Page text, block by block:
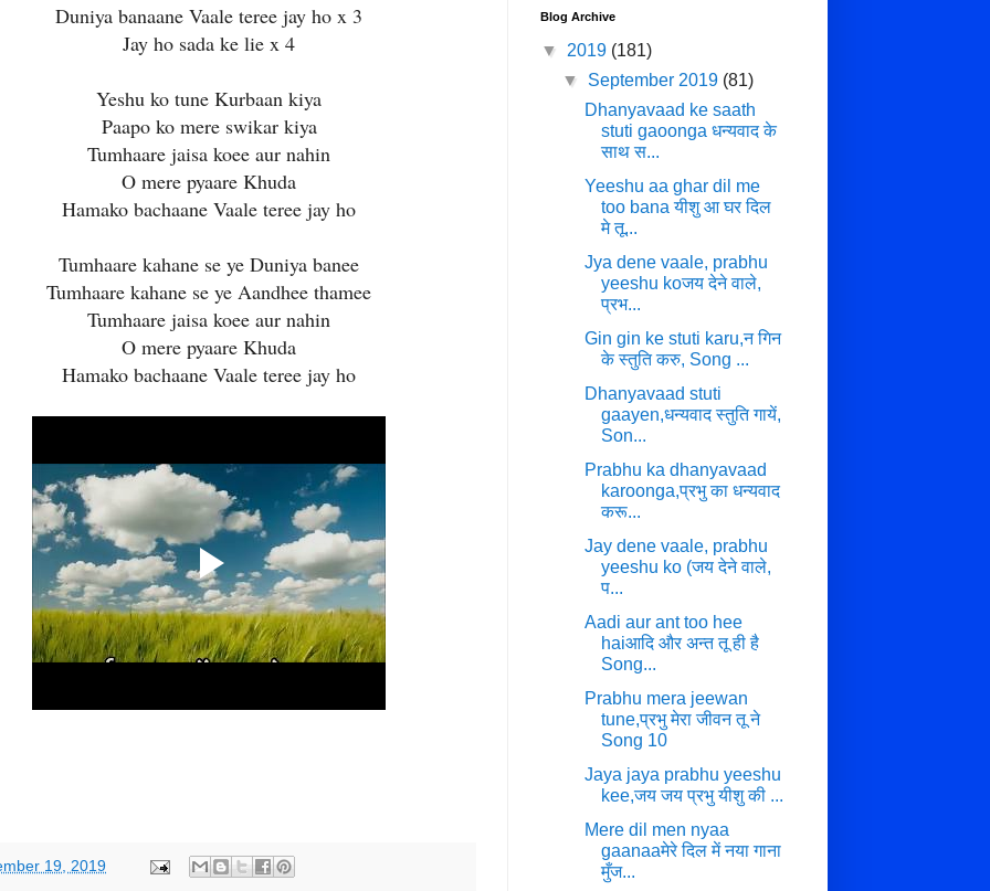
Duniya banaane Vaale teree jay ho x 3
Jay ho sada ke lie x 4
Yeshu ko tune Kurbaan kiya
Paapo ko mere swikar kiya
Tumhaare jaisa koee aur nahin
O mere pyaare Khuda
Hamako bachaane Vaale teree jay ho
Tumhaare kahane se ye Duniya banee
Tumhaare kahane se ye Aandhee thamee
Tumhaare jaisa koee aur nahin
O mere pyaare Khuda
Hamako bachaane Vaale teree jay ho
19, 2019
Blog Archive
▼ 2019 (181)
▼ September 2019 (81)
Dhanyavaad ke saath
stuti gaoonga धन्यवाद के
साथ स...
Yeeshu aa ghar dil me
too bana यीशु आ घर दिल
मे तू...
Jya dene vaale, prabhu
yeeshu koजय देने वाले,
प्रभ...
Gin gin ke stuti karu,न गिन
के स्तुति करु, Song ...
Dhanyavaad stuti
gaayen,धन्यवाद स्तुति गायें,
Son...
Prabhu ka dhanyavaad
karoonga,प्रभु का धन्यवाद
करू...
Jay dene vaale, prabhu
yeeshu ko (जय देने वाले,
प...
Aadi aur ant too hee
haiआदि और अन्त तू ही है
Song...
Prabhu mera jeewan
tune,प्रभु मेरा जीवन तू ने
Song 10
Jaya jaya prabhu yeeshu
kee,जय जय प्रभु यीशु की ...
Mere dil men nyaa
gaanaaमेरे दिल में नया गाना
मुँज...